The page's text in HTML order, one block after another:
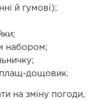
й гумові);
набором;
плащ-дощовик.
на зміну погоди,